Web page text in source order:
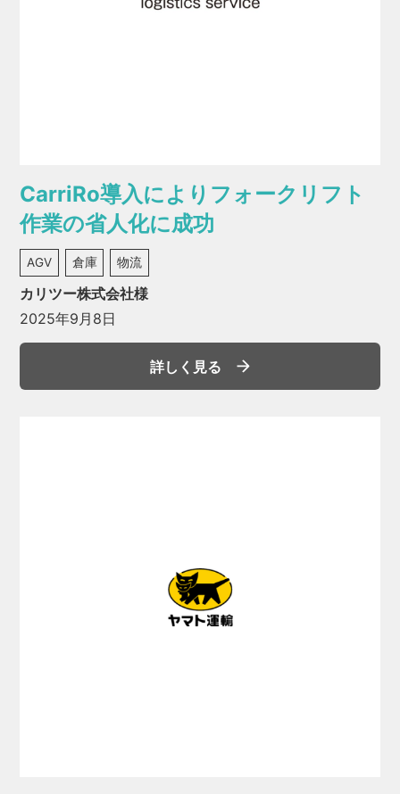
CarriRo導入によりフォークリフト
作業の省人化に成功
AGV 倉庫 物流
カリツー株式会社様
2025年9月8日
詳しく見る